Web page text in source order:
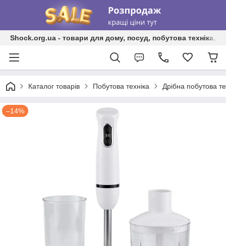
Shock.org.ua - товари для дому, посуд, побутова техніка,
Каталог товарів Побутова техніка Дрібна побутова
–14%